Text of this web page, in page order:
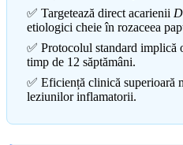
✅ Targetează direct acarienii
etiologici cheie în rozaceea
✅ Protocolul standard implică
timp de 12 săptămâni.
✅ Eficiență clinică superioară
leziunilor inflamatorii.